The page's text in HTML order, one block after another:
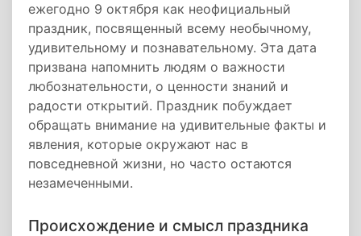
ежегодно 9 октября как неофициальный
праздник, посвященный всему необычному,
удивительному и познавательному. Эта дата
призвана напомнить людям о важности
любознательности, о ценности знаний и
радости открытий. Праздник побуждает
обращать внимание на удивительные факты и
явления, которые окружают нас в
повседневной жизни, но часто остаются
незамеченными.
Происхождение и смысл праздника